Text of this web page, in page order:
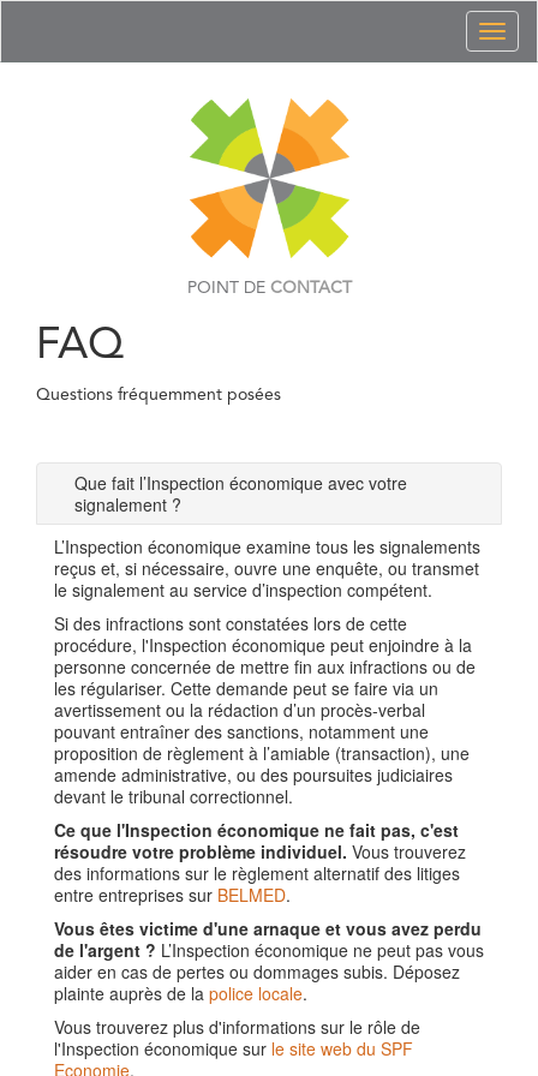
POINT DE CONTACT
FAQ
Questions fréquemment posées
Que fait l’Inspection économique avec votre
signalement ?
L’Inspection économique examine tous les signalements
reçus et, si nécessaire, ouvre une enquête, ou transmet
le signalement au service d’inspection compétent.
Si des infractions sont constatées lors de cette
procédure, l'Inspection économique peut enjoindre à la
personne concernée de mettre fin aux infractions ou de
les régulariser. Cette demande peut se faire via un
avertissement ou la rédaction d’un procès-verbal
pouvant entraîner des sanctions, notamment une
proposition de règlement à l’amiable (transaction), une
amende administrative, ou des poursuites judiciaires
devant le tribunal correctionnel.
Ce que l'Inspection économique ne fait pas, c'est
résoudre votre problème individuel. Vous trouverez
des informations sur le règlement alternatif des litiges
entre entreprises sur BELMED.
Vous êtes victime d'une arnaque et vous avez perdu
de l'argent ? L’Inspection économique ne peut pas vous
aider en cas de pertes ou dommages subis. Déposez
plainte auprès de la police locale.
Vous trouverez plus d'informations sur le rôle de
l'Inspection économique sur le site web du SPF
Economie.